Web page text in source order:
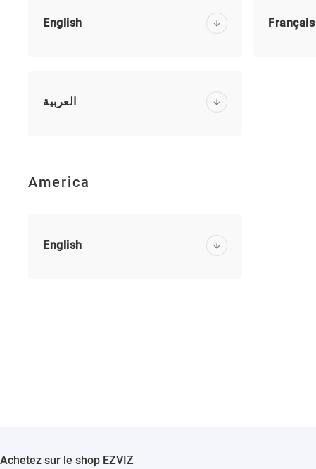
English Français
العربية
America
English
Achetez sur le shop EZVIZ